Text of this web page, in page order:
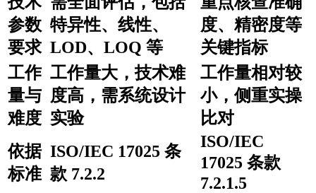
参数
要求
特异性、线性、
LOD、LOQ 等
度、精密度等
关键指标
工作
量与
难度
工作量大，技术难
度高，需系统设计
实验
工作量相对较
小，侧重实操
比对
依据
标准
ISO/IEC 17025 条
款 7.2.2
ISO/IEC
17025 条款
7.2.1.5